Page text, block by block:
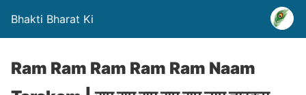
Bhakti Bharat Ki
Ram Ram Ram Ram Ram Naam